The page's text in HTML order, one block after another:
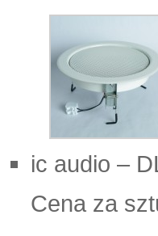
ic audio –
Cena za